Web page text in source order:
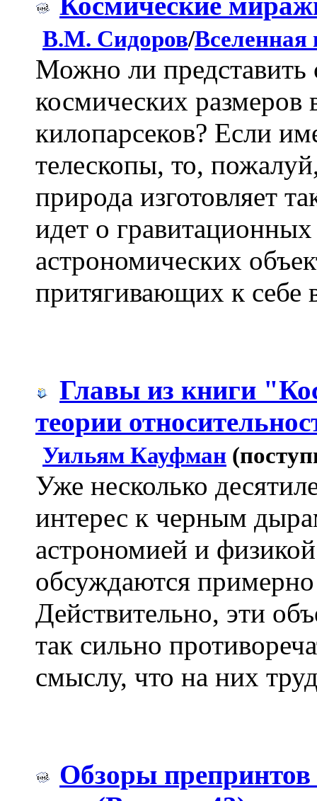
В.М. Сидоров/
Можно ли представить
космических размеров
килопарсеков? Если
телескопы, то,
природа изготовляет
идет о
астрономических
притягивающих к себе
Главы из книги
теории
Уильям Кауфман
Уже несколько
интерес к черным
астрономией и
обсуждаются
Действительно, эти
так сильно
смыслу, что на них
Обзоры препринтов